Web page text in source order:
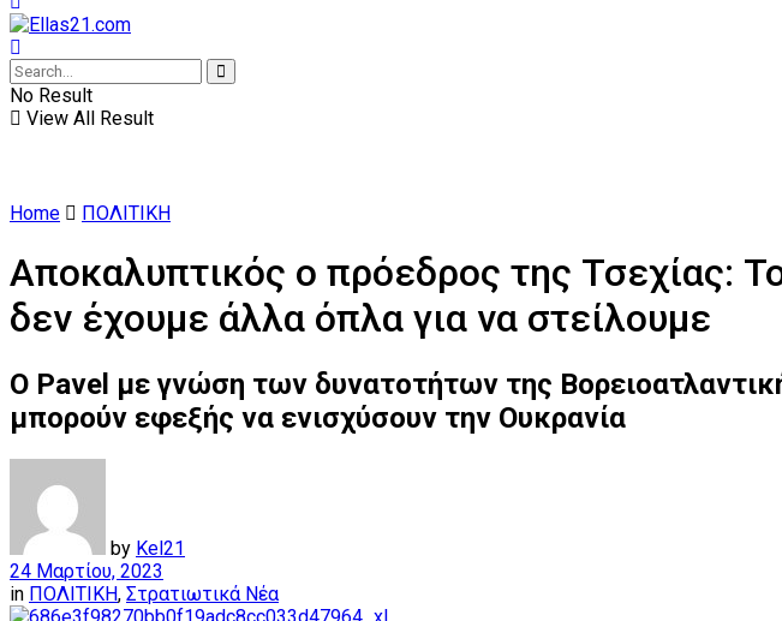
No Result
View All Result
Home ΠΟΛΙΤΙΚΗ
Αποκαλυπτικός ο πρόεδρος της Τσεχίας:
δεν έχουμε άλλα όπλα για να στείλουμε
Ο Pavel με γνώση των δυνατοτήτων της
μπορούν εφεξής να ενισχύσουν την Ουκρανία
by Kel21
24 Μαρτίου, 2023
in ΠΟΛΙΤΙΚΗ, Στρατιωτικά Νέα